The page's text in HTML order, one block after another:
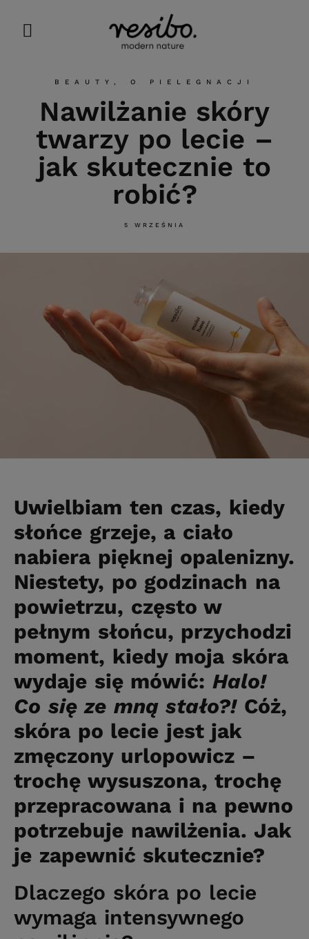
BEAUTY , O PIELEGNACJI
Nawilżanie skóry
twarzy po lecie –
jak skutecznie to
robić?
5 WRZEŚNIA
Uwielbiam ten czas, kiedy
słońce grzeje, a ciało
nabiera pięknej opalenizny.
Niestety, po godzinach na
powietrzu, często w
pełnym słońcu, przychodzi
moment, kiedy moja skóra
wydaje się mówić: Halo!
Co się ze mną stało?!Cóż,
skóra po lecie jest jak
zmęczony urlopowicz –
trochę wysuszona, trochę
przepracowana i na pewno
potrzebuje nawilżenia. Jak
je zapewnić skutecznie?
Dlaczego skóra po lecie
wymaga intensywnego